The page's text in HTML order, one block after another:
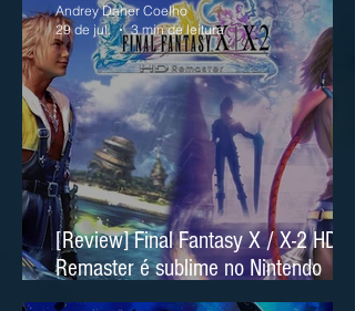
[Review] Final Fantasy X / X-2 HD
Remaster é sublime no Nintendo
Switch 2
Andrey Daher Coelho
29 de jul.
3 min de leitura